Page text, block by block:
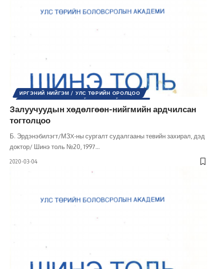
ИРГЭНИЙ НИЙГЭМ / УЛС ТӨРИЙН ОРОЛЦОО
УЛС ТӨРИЙН СОЁЛ
ХҮНИЙ ЭРХ
ШИНЭ ТОЛЬ СЭТГҮҮЛ
ЭРХ, ЭРХ ЧӨЛӨӨ
Залуучуудын хөдөлгөөн-нийгмийн ардчилсан
тогтолцоо
Б. Эрдэнэбилэгт/МЗX-ны сургалт судалгааны тевийн захирал, дэд
доктор/ Шинэ толь №20, 1997…
2020-03-04